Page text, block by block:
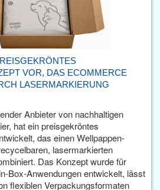
VOR, DAS ECOMMERCE
LASERMARKIERUNG
Anbieter von nachhaltigen
hat ein preisgekröntes
das einen Wellpappen-
lasermarkierten
Das Konzept wurde für
Box-Anwendungen entwickelt, lässt
flexiblen Verpackungsformaten